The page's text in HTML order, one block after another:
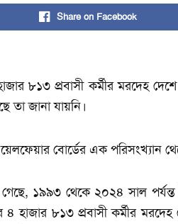
Share on Facebook
৮১৩ প্রবাসী কর্মীর মরদেহ
জানা যায়নি।
বোর্ডের এক পরিসংখ্যান
১৯৯৩ থেকে ২০২৪ সাল পর্যন্ত
হাজার ৮১৩ প্রবাসী কর্মীর